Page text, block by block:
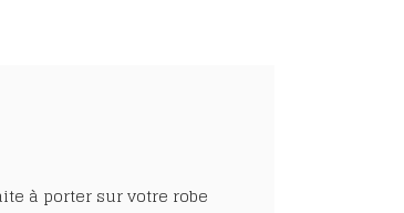
à porter sur votre robe